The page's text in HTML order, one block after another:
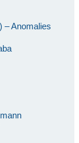
– Anomalies